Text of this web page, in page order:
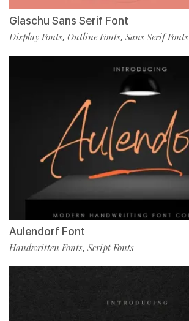
Glaschu Sans Serif Font
Display Fonts, Outline Fonts, Sans Serif Fonts
Aulendorf Font
Handwritten Fonts, Script Fonts